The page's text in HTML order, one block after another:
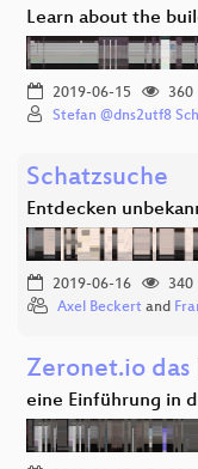
Learn about the
2019-06-15
360
Stefan @dns2utf8
Schatzsuche
Entdecken
2019-06-16
340
Axel Beckert and
Zeronet.io das
eine Einführung in